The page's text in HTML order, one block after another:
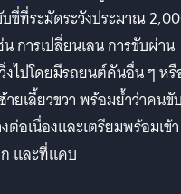
ขี่ที่ระมัดระวังประมาณ
น การเปลี่ยนเลน การขับผ่าน
งไปโดยมีรถยนต์คันอื่น ๆ ห
ยเลี้ยวขวา พร้อมย้ำว่าคนขั
อเนื่องและเตรียมพร้อมเข้า
และที่แคบ